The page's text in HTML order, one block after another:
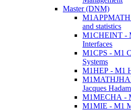
Master (DNM)
M1APPMATH
and statistics
M1CHEINT -
Interfaces
M1CPS - M1
Systems
M1HEP - M1
Jacques
M1MECHA -
M1MIE - M1